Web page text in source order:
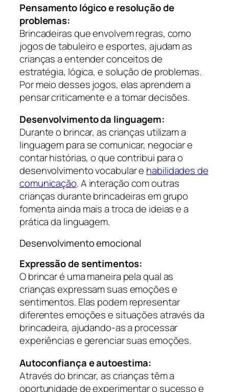
Pensamento lógico e resolução de
problemas:
Brincadeiras que envolvem regras, como
jogos de tabuleiro e esportes, ajudam as
crianças a entender conceitos de
estratégia, lógica, e solução de problemas.
Por meio desses jogos, elas aprendem a
pensar criticamente e a tomar decisões.
Desenvolvimento da linguagem:
Durante o brincar, as crianças utilizam a
linguagem para se comunicar, negociar e
contar histórias, o que contribui para o
desenvolvimento vocabular e habilidades de
comunicação. A interação com outras
crianças durante brincadeiras em grupo
fomenta ainda mais a troca de ideias e a
prática da linguagem.
Desenvolvimento emocional
Expressão de sentimentos:
O brincar é uma maneira pela qual as
crianças expressam suas emoções e
sentimentos. Elas podem representar
diferentes emoções e situações através da
brincadeira, ajudando-as a processar
experiências e gerenciar suas emoções.
Autoconfiança e autoestima:
Através do brincar, as crianças têm a
oportunidade de experimentar o sucesso e